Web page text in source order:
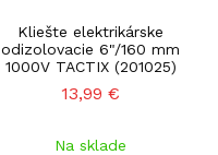
Kliešte elektrikárske
odizolovacie 6"/160 mm
1000V TACTIX (201025)
13,99 €
Na sklade